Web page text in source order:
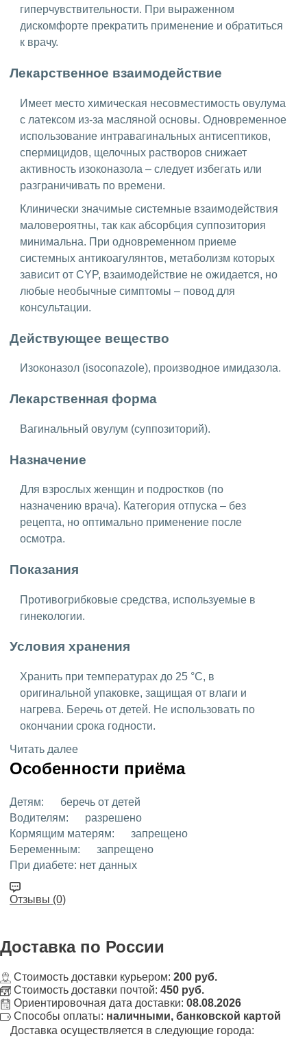
гиперчувствительности. При выраженном
дискомфорте прекратить применение и обратиться
к врачу.
Лекарственное взаимодействие
Имеет место химическая несовместимость овулума
с латексом из-за масляной основы. Одновременное
использование интравагинальных антисептиков,
спермицидов, щелочных растворов снижает
активность изоконазола – следует избегать или
разграничивать по времени.
Клинически значимые системные взаимодействия
маловероятны, так как абсорбция суппозитория
минимальна. При одновременном приеме
системных антикоагулянтов, метаболизм которых
зависит от CYP, взаимодействие не ожидается, но
любые необычные симптомы – повод для
консультации.
Действующее вещество
Изоконазол (isoconazole), производное имидазола.
Лекарственная форма
Вагинальный овулум (суппозиторий).
Назначение
Для взрослых женщин и подростков (по
назначению врача). Категория отпуска – без
рецепта, но оптимально применение после
осмотра.
Показания
Противогрибковые средства, используемые в
гинекологии.
Условия хранения
Хранить при температурах до 25 °C, в
оригинальной упаковке, защищая от влаги и
нагрева. Беречь от детей. Не использовать по
окончании срока годности.
Читать далее
Особенности приёма
Детям:
беречь от детей
Водителям:
разрешено
Кормящим матерям:
запрещено
Беременным:
запрещено
При диабете: нет данных
Отзывы (0)
Доставка по России
Стоимость доставки курьером: 200 руб.
Стоимость доставки почтой: 450 руб.
Ориентировочная дата доставки: 08.08.2026
Способы оплаты: наличными, банковской картой
Доставка осуществляется в следующие города: